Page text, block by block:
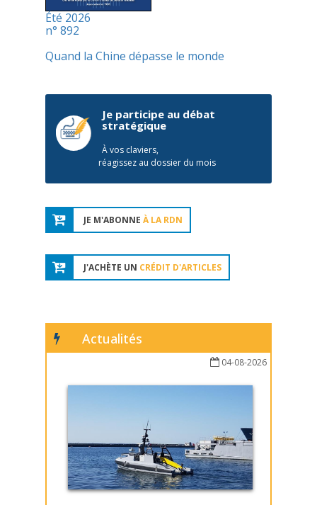
Été 2026
n° 892
Quand la Chine dépasse le monde
Je participe au débat
stratégique
À vos claviers,
réagissez au dossier du mois
JE M'ABONNE À LA RDN
J'ACHÈTE UN CRÉDIT D'ARTICLES
Actualités
04-08-2026